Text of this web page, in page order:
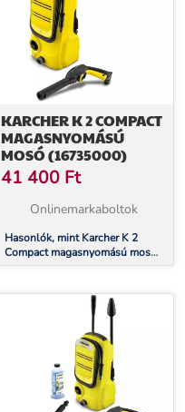
KARCHER K 2 COMPACT
MAGASNYOMÁSÚ
MOSÓ (16735000)
41 400 Ft
Onlinemarkaboltok
Hasonlók, mint Karcher K 2
Compact magasnyomású mosó
(16735000)